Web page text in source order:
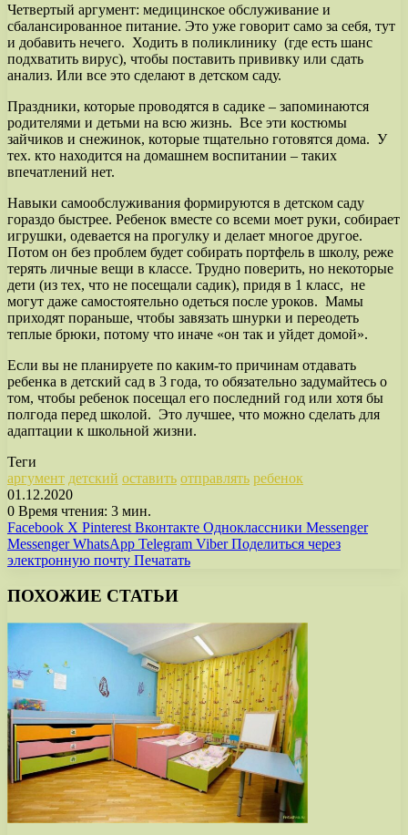
Четвертый аргумент: медицинское обслуживание и
сбалансированное питание. Это уже говорит само за себя, тут
и добавить нечего. Ходить в поликлинику (где есть шанс
подхватить вирус), чтобы поставить прививку или сдать
анализ. Или все это сделают в детском саду.
Праздники, которые проводятся в садике – запоминаются
родителями и детьми на всю жизнь. Все эти костюмы
зайчиков и снежинок, которые тщательно готовятся дома. У
тех. кто находится на домашнем воспитании – таких
впечатлений нет.
Навыки самообслуживания формируются в детском саду
гораздо быстрее. Ребенок вместе со всеми моет руки, собирает
игрушки, одевается на прогулку и делает многое другое.
Потом он без проблем будет собирать портфель в школу, реже
терять личные вещи в классе. Трудно поверить, но некоторые
дети (из тех, что не посещали садик), придя в 1 класс, не
могут даже самостоятельно одеться после уроков. Мамы
приходят пораньше, чтобы завязать шнурки и переодеть
теплые брюки, потому что иначе «он так и уйдет домой».
Если вы не планируете по каким-то причинам отдавать
ребенка в детский сад в 3 года, то обязательно задумайтесь о
том, чтобы ребенок посещал его последний год или хотя бы
полгода перед школой. Это лучшее, что можно сделать для
адаптации к школьной жизни.
Теги
аргумент детский оставить отправлять ребенок
01.12.2020
0 Время чтения: 3 мин.
Facebook X Pinterest Вконтакте Одноклассники Messenger
Messenger WhatsApp Telegram Viber Поделиться через
электронную почту Печатать
ПОХОЖИЕ СТАТЬИ